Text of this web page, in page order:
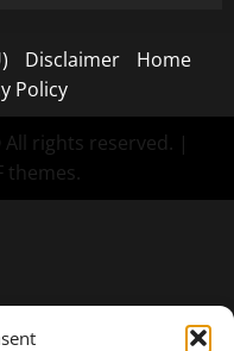
Disclaimer
Home
Policy
rights reserved. |
themes.